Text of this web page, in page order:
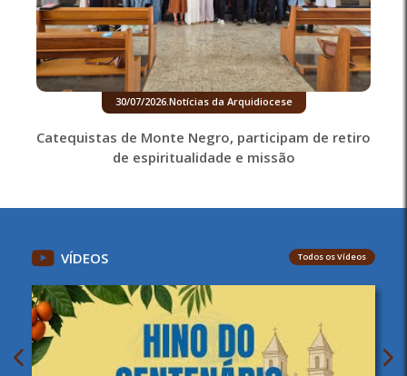
30/07/2026. Notícias da Arquidiocese
Catequistas de Monte Negro, participam de retiro
de espiritualidade e missão
VÍDEOS Todos os Vídeos